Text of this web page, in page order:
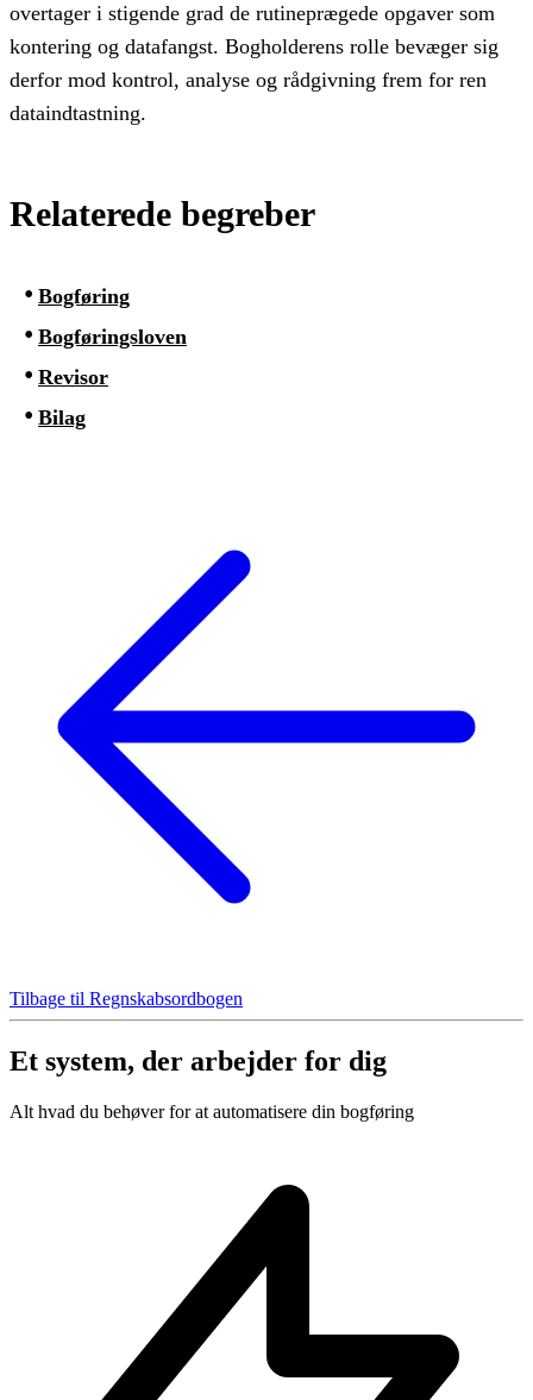
overtager i stigende grad de rutineprægede opgaver som
kontering og datafangst. Bogholderens rolle bevæger sig
derfor mod kontrol, analyse og rådgivning frem for ren
dataindtastning.
Relaterede begreber
Bogføring
Bogføringsloven
Revisor
Bilag
Tilbage til Regnskabsordbogen
Et system, der arbejder for dig
Alt hvad du behøver for at automatisere din bogføring